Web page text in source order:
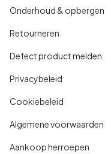
Onderhoud & opbergen
Retourneren
Defect product melden
Privacybeleid
Cookiebeleid
Algemene voorwaarden
Aankoop herroepen